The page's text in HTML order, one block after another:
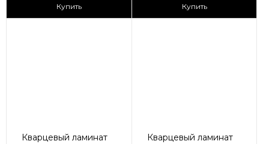
Купить
Купить
Кварцевый ламинат
Кварцевый ламинат